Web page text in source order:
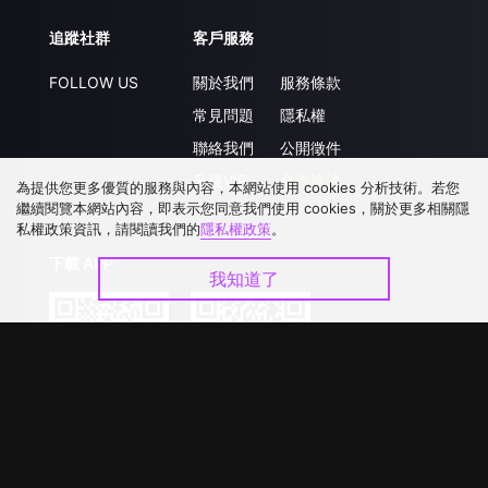
追蹤社群
FOLLOW US
客戶服務
關於我們
常見問題
聯絡我們
升級VIP
服務條款
隱私權
公開徵件
合作洽談
下載 APP
為提供您更多優質的服務與內容，本網站使用 cookies 分析技術。若您
繼續閱覽本網站內容，即表示您同意我們使用 cookies，關於更多相關隱
私權政策資訊，請閱讀我們的隱私權政策。
我知道了